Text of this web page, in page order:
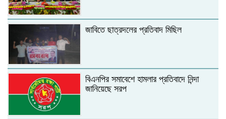
জাবিতে ছাত্রদলের প্রতিবাদ মিছিল
বিএনপির সমাবেশে হামলার প্রতিবাদে নিন্দা
জানিয়েছে সরপ